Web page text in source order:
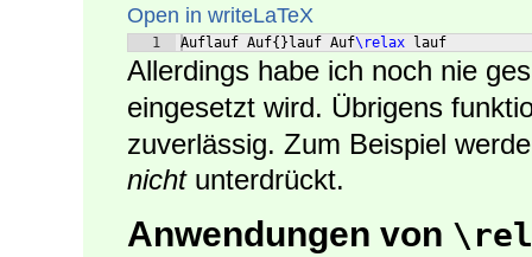
Open in writeLaTeX
1 Auflauf Auf{ } lauf Auf\relax lauf
Allerdings habe ich noch nie
eingesetzt wird. Übrigens
zuverlässig. Zum Beispiel
nichtunterdrückt.
Anwendungen von